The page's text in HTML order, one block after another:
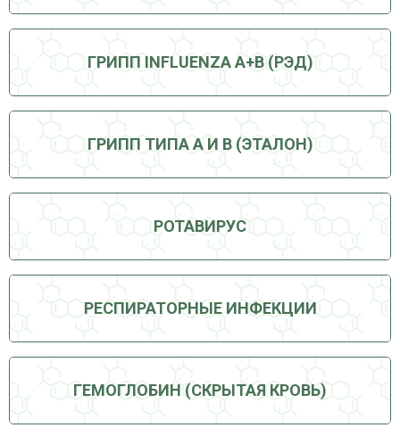
ГРИПП INFLUENZA A+B (РЭД)
ГРИПП ТИПА А И В (ЭТАЛОН)
РОТАВИРУС
РЕСПИРАТОРНЫЕ ИНФЕКЦИИ
ГЕМОГЛОБИН (СКРЫТАЯ КРОВЬ)